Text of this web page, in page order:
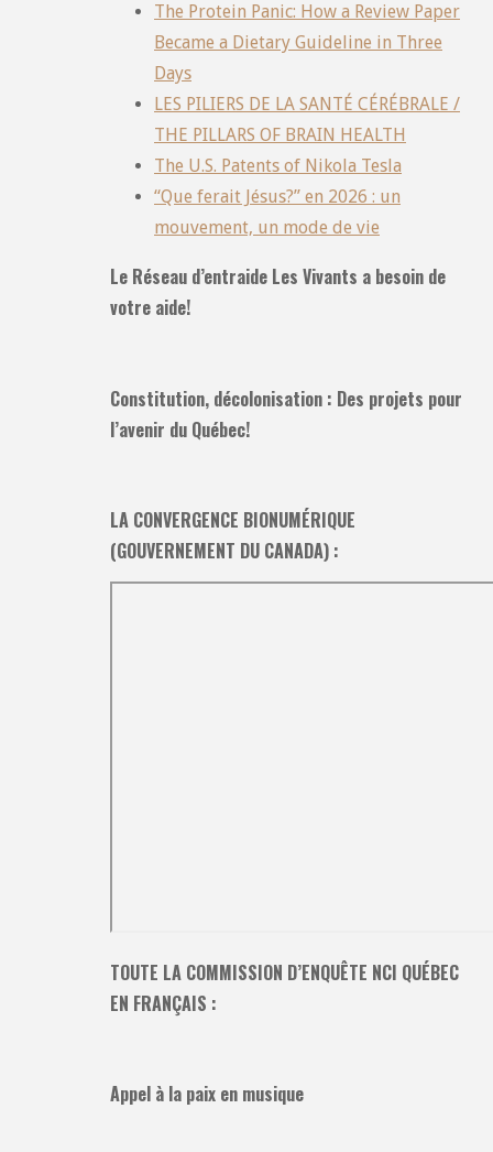
The Protein Panic: How a Review Paper
Became a Dietary Guideline in Three
Days
LES PILIERS DE LA SANTÉ CÉRÉBRALE /
THE PILLARS OF BRAIN HEALTH
The U.S. Patents of Nikola Tesla
“Que ferait Jésus?” en 2026 : un
mouvement, un mode de vie
Le Réseau d’entraide Les Vivants a besoin de
votre aide!
Constitution, décolonisation : Des projets pour
l’avenir du Québec!
LA CONVERGENCE BIONUMÉRIQUE
(GOUVERNEMENT DU CANADA) :
TOUTE LA COMMISSION D’ENQUÊTE NCI QUÉBEC
EN FRANÇAIS :
Appel à la paix en musique